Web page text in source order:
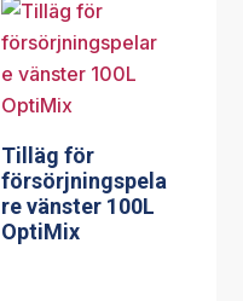
Tilläg för
försörjningspela
re vänster 100L
OptiMix